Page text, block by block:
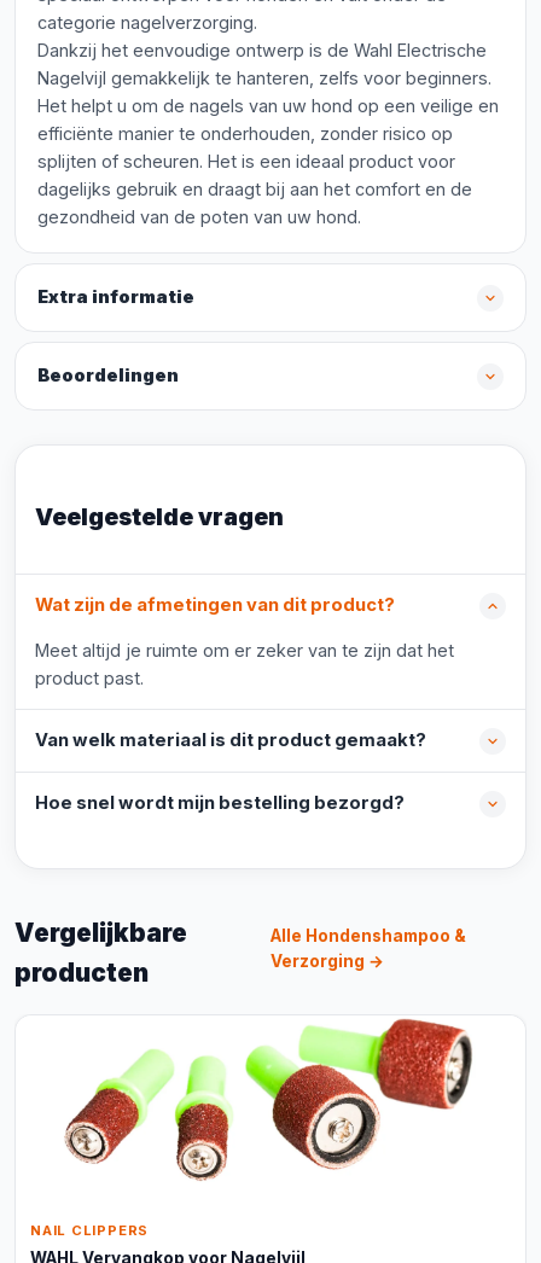
categorie nagelverzorging.
Dankzij het eenvoudige ontwerp is de Wahl Electrische
Nagelvijl gemakkelijk te hanteren, zelfs voor beginners.
Het helpt u om de nagels van uw hond op een veilige en
efficiënte manier te onderhouden, zonder risico op
splijten of scheuren. Het is een ideaal product voor
dagelijks gebruik en draagt bij aan het comfort en de
gezondheid van de poten van uw hond.
Extra informatie
Beoordelingen
Veelgestelde vragen
Wat zijn de afmetingen van dit product?
Meet altijd je ruimte om er zeker van te zijn dat het
product past.
Van welk materiaal is dit product gemaakt?
Hoe snel wordt mijn bestelling bezorgd?
Vergelijkbare
producten
Alle Hondenshampoo &
Verzorging →
NAIL CLIPPERS
WAHL Vervangkop voor Nagelvijl